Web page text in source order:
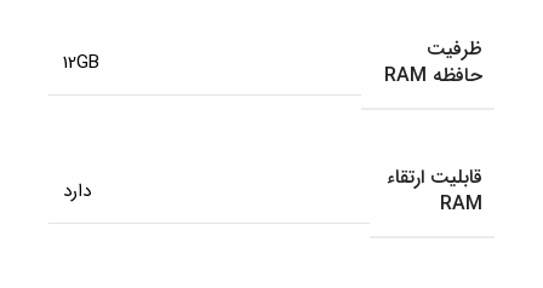
ظرفیت
حافظه RAM
12GB
قابلیت ارتقاء
RAM
دارد